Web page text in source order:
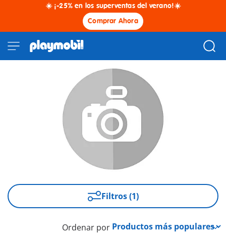
☀️ ¡-25% en los superventas del verano!☀️
Comprar Ahora
Filtros (1)
Ordenar por